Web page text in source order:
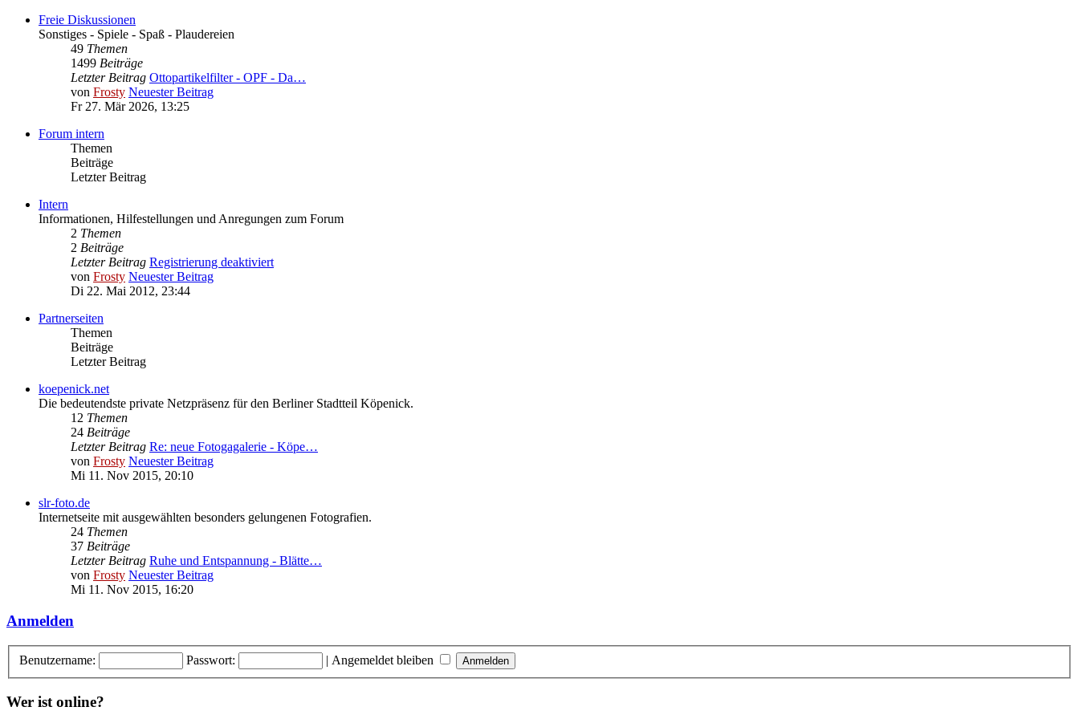
Freie Diskussionen
Sonstiges - Spiele - Spaß - Plaudereien
49 Themen
1499 Beiträge
Letzter Beitrag Ottopartikelfilter - OPF - Da…
von Frosty Neuester Beitrag
Fr 27. Mär 2026, 13:25
Forum intern
Themen
Beiträge
Letzter Beitrag
Intern
Informationen, Hilfestellungen und Anregungen zum Forum
2 Themen
2 Beiträge
Letzter Beitrag Registrierung deaktiviert
von Frosty Neuester Beitrag
Di 22. Mai 2012, 23:44
Partnerseiten
Themen
Beiträge
Letzter Beitrag
koepenick.net
Die bedeutendste private Netzpräsenz für den Berliner Stadtteil Köpenick.
12 Themen
24 Beiträge
Letzter Beitrag Re: neue Fotogagalerie - Köpe…
von Frosty Neuester Beitrag
Mi 11. Nov 2015, 20:10
slr-foto.de
Internetseite mit ausgewählten besonders gelungenen Fotografien.
24 Themen
37 Beiträge
Letzter Beitrag Ruhe und Entspannung - Blätte…
von Frosty Neuester Beitrag
Mi 11. Nov 2015, 16:20
Anmelden
Benutzername: Passwort: | Angemeldet bleiben
Wer ist online?